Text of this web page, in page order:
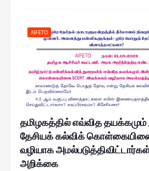
AIFETO
தமிழகத்தில் எவ்வித
தேசியக் கல்விக்
வழியாக
அறிக்கை